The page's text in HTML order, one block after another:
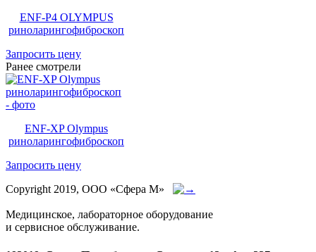
ENF-P4 OLYMPUS
риноларингофиброскоп
Запросить цену
Ранее смотрели
ENF-XP Olympus
риноларингофиброскоп
Запросить цену
Copyright 2019, ООО «Сфера М»
Медицинское, лабораторное оборудование
и сервисное обслуживание.